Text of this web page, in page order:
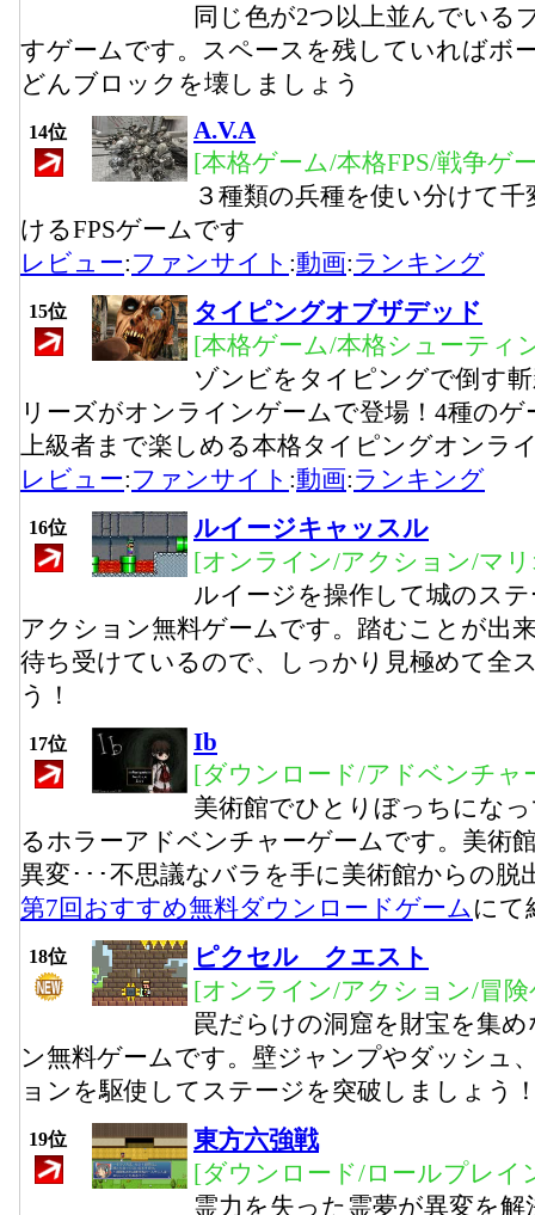
同じ色が2つ以上並んでいる
すゲームです。スペースを残していればボ
どんブロックを壊しましょう
14位
A.V.A
[本格ゲーム/本格FPS/戦争ゲ
３種類の兵種を使い分けて
けるFPSゲームです
レビュー:ファンサイト :動画:ランキング
15位
タイピングオブザデッド
[本格ゲーム/本格シューティ
ゾンビをタイピングで倒す
リーズがオンラインゲームで登場！4種の
上級者まで楽しめる本格タイピングオンラ
レビュー:ファンサイト :動画:ランキング
16位
ルイージキャッスル
[オンライン/アクション/マ
ルイージを操作して城のス
アクション無料ゲームです。踏むことが出
待ち受けているので、しっかり見極めて全
う！
17位
Ib
[ダウンロード/アドベンチャ
美術館でひとりぼっちにな
るホラーアドベンチャーゲームです。美術
異変･･･不思議なバラを手に美術館からの脱
第7回おすすめ無料ダウンロードゲームにて
18位
ピクセル クエスト
[オンライン/アクション/冒
罠だらけの洞窟を財宝を集
ン無料ゲームです。壁ジャンプやダッシュ
ョンを駆使してステージを突破しましょう
19位
東方六強戦
[ダウンロード/ロールプレイ
霊力を失った霊夢が異変を